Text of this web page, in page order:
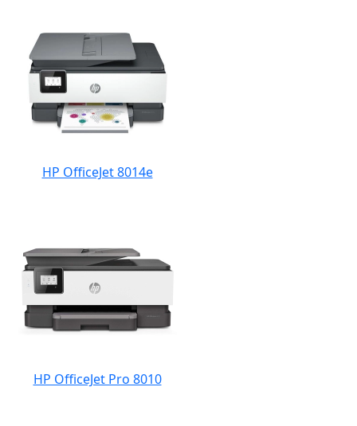
HP OfficeJet 8014e
HP OfficeJet Pro 8010